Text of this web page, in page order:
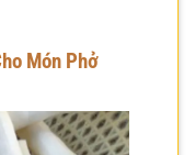
Món Phở